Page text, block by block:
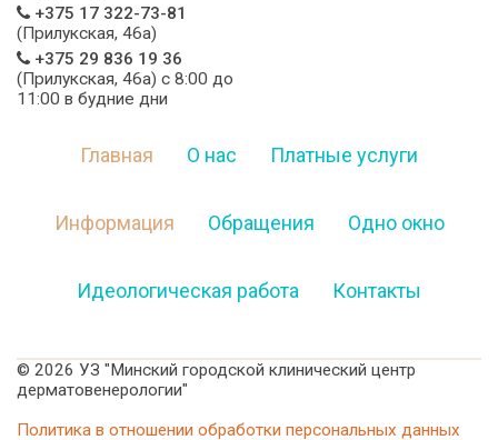
+375 17 322-73-81
(Прилукская, 46а)
+375 29 836 19 36
(Прилукская, 46а) c 8:00 до
11:00 в будние дни
Главная О нас Платные услуги
Информация Обращения Одно окно
Идеологическая работа Контакты
© 2026 УЗ "Минский городской клинический центр
дерматовенерологии"
Политика в отношении обработки персональных данных